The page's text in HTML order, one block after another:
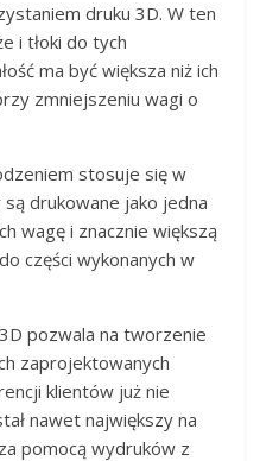
druku 3D. W ten
i tłoki do tych
ma być większa niż ich
zmniejszeniu wagi o
stosuje się w
drukowane jako jedna
wagę i znacznie większą
części wykonanych w
pozwala na tworzenie
zaprojektowanych
klientów już nie
nawet największy na
pomocą wydruków z